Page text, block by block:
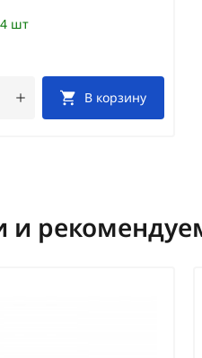
шт
В корзину
и